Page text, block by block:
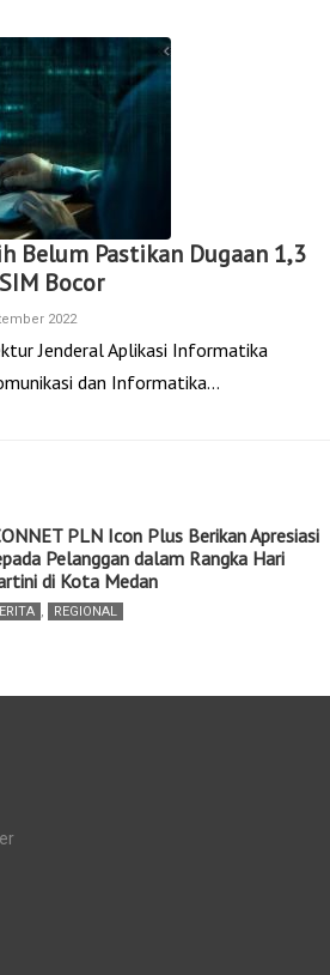
Belum Pastikan Dugaan 1,3
Bocor
2022
Jenderal Aplikasi Informatika
dan Informatika…
PLN Icon Plus Berikan Apresiasi
Pelanggan dalam Rangka Hari
di Kota Medan
, REGIONAL